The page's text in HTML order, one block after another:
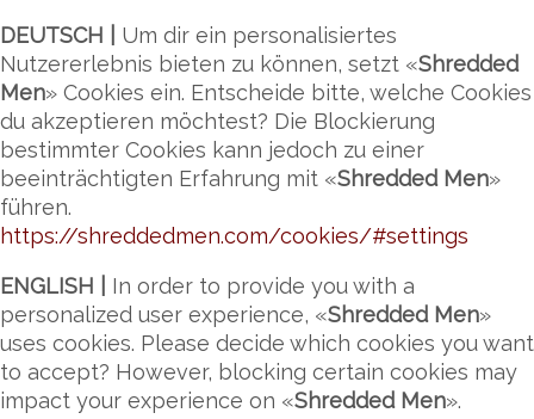
DEUTSCH | Um dir ein personalisiertes
Nutzererlebnis bieten zu können, setzt «Shredded
Men» Cookies ein. Entscheide bitte, welche Cookies
du akzeptieren möchtest? Die Blockierung
bestimmter Cookies kann jedoch zu einer
beeinträchtigten Erfahrung mit «Shredded Men»
führen.
https://shreddedmen.com/cookies/#settings
ENGLISH | In order to provide you with a
personalized user experience, «Shredded Men»
uses cookies. Please decide which cookies you want
to accept? However, blocking certain cookies may
impact your experience on «Shredded Men».